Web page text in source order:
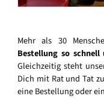
Mehr als 30
Bestellung so
Gleichzeitig steht
Dich mit Rat und Tat
eine Bestellung oder